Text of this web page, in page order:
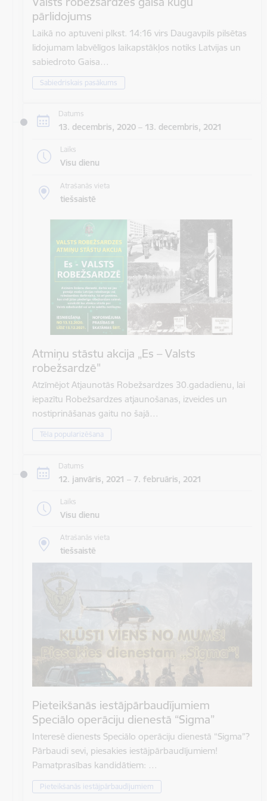
pārlidojums
Laikā no aptuveni plkst. 14:16 virs Daugavpils pilsētas
lidojumam labvēlīgos laikapstākļos notiks Latvijas un
sabiedroto Gaisa…
Sabiedriskais pasākums
Datums
13. decembris, 2020 – 13. decembris, 2021
Laiks
Visu dienu
Atrašanās vieta
tiešsaistē
Atmiņu stāstu akcija „Es – Valsts
robežsardzē"
Atzīmējot Atjaunotās Robežsardzes 30.gadadienu, lai
iepazītu Robežsardzes atjaunošanas, izveides un
nostiprināšanas gaitu no šajā…
Tēla popularizēšana
Datums
12. janvāris, 2021 – 7. februāris, 2021
Laiks
Visu dienu
Atrašanās vieta
tiešsaistē
Pieteikšanās iestājpārbaudījumiem
Speciālo operāciju dienestā “Sigma”
Interesē dienests Speciālo operāciju dienestā “Sigma”?
Pārbaudi sevi, piesakies iestājpārbaudījumiem!
Pamatprasības kandidātiem: …
Pieteikšanās iestājpārbaudījumiem